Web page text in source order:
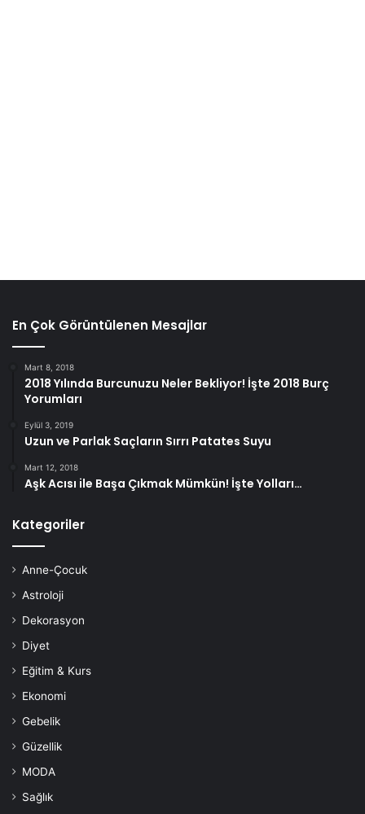
En Çok Görüntülenen Mesajlar
Mart 8, 2018
2018 Yılında Burcunuzu Neler Bekliyor! İşte 2018 Burç
Yorumları
Eylül 3, 2019
Uzun ve Parlak Saçların Sırrı Patates Suyu
Mart 12, 2018
Aşk Acısı ile Başa Çıkmak Mümkün! İşte Yolları…
Kategoriler
Anne-Çocuk
Astroloji
Dekorasyon
Diyet
Eğitim & Kurs
Ekonomi
Gebelik
Güzellik
MODA
Sağlık